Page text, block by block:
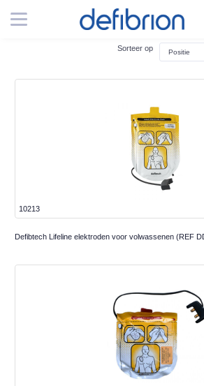
Sorteer op
10213
Defibtech Lifeline elektroden voor volwassenen (REF